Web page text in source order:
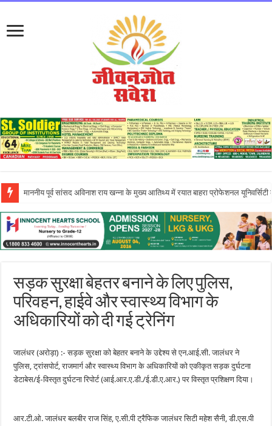
इन्नोसेंट हार्ट्स स्कूल में ‘दिशा – एन इनिशिएटिव’ के तहत आयोजित एंटरप्रेन्योरशिप सेमिनार
सड़क सुरक्षा बेहतर बनाने के लिए पुलिस,
परिवहन, हाईवे और स्वास्थ्य विभाग के
अधिकारियों को दी गई ट्रेनिंग
जालंधर (अरोड़ा) :- सड़क सुरक्षा को बेहतर बनाने के उद्देश्य से एन.आई.सी. जालंधर ने
पुलिस, ट्रांसपोर्ट, राजमार्ग और स्वास्थ्य विभाग के अधिकारियों को एकीकृत सड़क दुर्घटना
डेटाबेस/ई-विस्तृत दुर्घटना रिपोर्ट (आई.आर.ए.डी./ई.डी.ए.आर.) पर विस्तृत प्रशिक्षण दिया।
आर.टी.ओ. जालंधर बलबीर राज सिंह, ए.सी.पी ट्रैफिक जालंधर सिटी महेश सैनी, डी.एस.पी